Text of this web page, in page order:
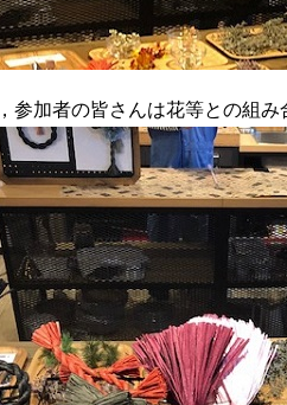
参加者の皆さんは花等との組